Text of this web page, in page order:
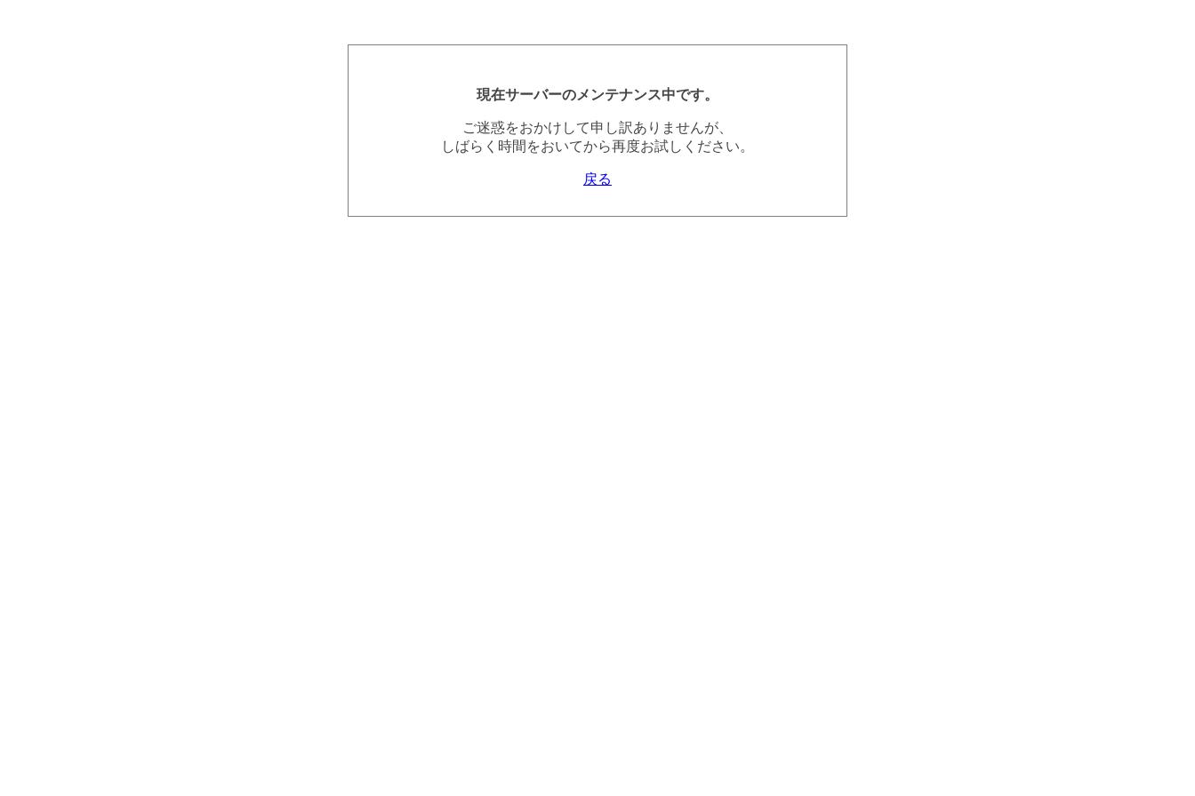
現在サーバーのメンテナンス中です。
ご迷惑をおかけして申し訳ありませんが、
しばらく時間をおいてから再度お試しください。
戻る